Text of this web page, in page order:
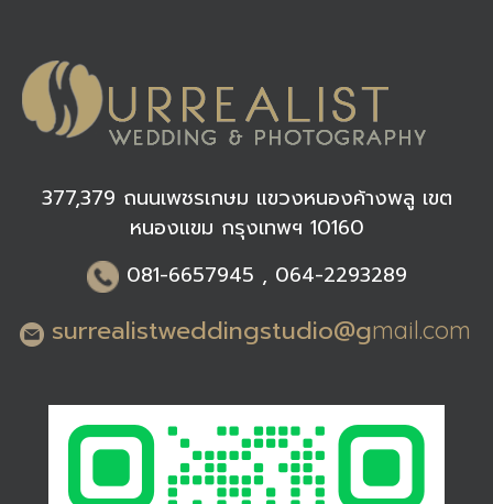
377,379 ถนนเพชรเกษม แขวงหนองค้างพลู เขต
หนองแขม กรุงเทพฯ 10160
081-6657945 , 064-2293289
surrealistweddingstudio@gmail.com